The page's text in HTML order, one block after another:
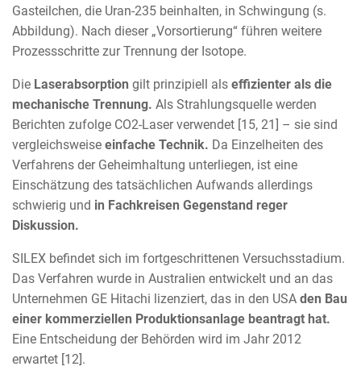
Gasteilchen, die Uran-235 beinhalten, in Schwingung (s.
Abbildung). Nach dieser „Vorsortierung“ führen weitere
Prozessschritte zur Trennung der Isotope.
Die Laserabsorption gilt prinzipiell als effizienter als die
mechanische Trennung. Als Strahlungsquelle werden
Berichten zufolge CO2-Laser verwendet [15, 21] – sie sind
vergleichsweise einfache Technik. Da Einzelheiten des
Verfahrens der Geheimhaltung unterliegen, ist eine
Einschätzung des tatsächlichen Aufwands allerdings
schwierig und in Fachkreisen Gegenstand reger
Diskussion.
SILEX befindet sich im fortgeschrittenen Versuchsstadium.
Das Verfahren wurde in Australien entwickelt und an das
Unternehmen GE Hitachi lizenziert, das in den USA den Bau
einer kommerziellen Produktionsanlage beantragt hat.
Eine Entscheidung der Behörden wird im Jahr 2012
erwartet [12].